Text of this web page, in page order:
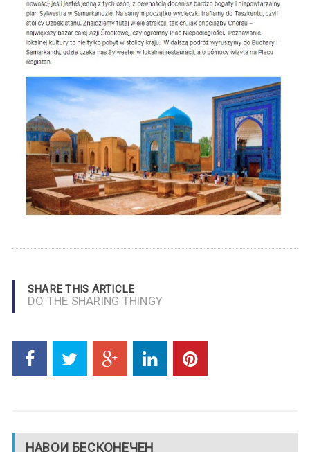
SHARE THIS ARTICLE
DO THE SHARING THINGY
НАВОИ БЕСКОНЕЧЕН